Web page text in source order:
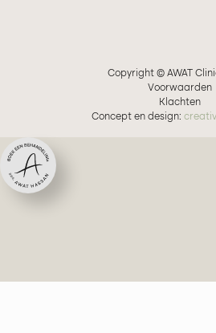
Copyright © AWAT
Voorwaarden
Klachten
Concept en design: